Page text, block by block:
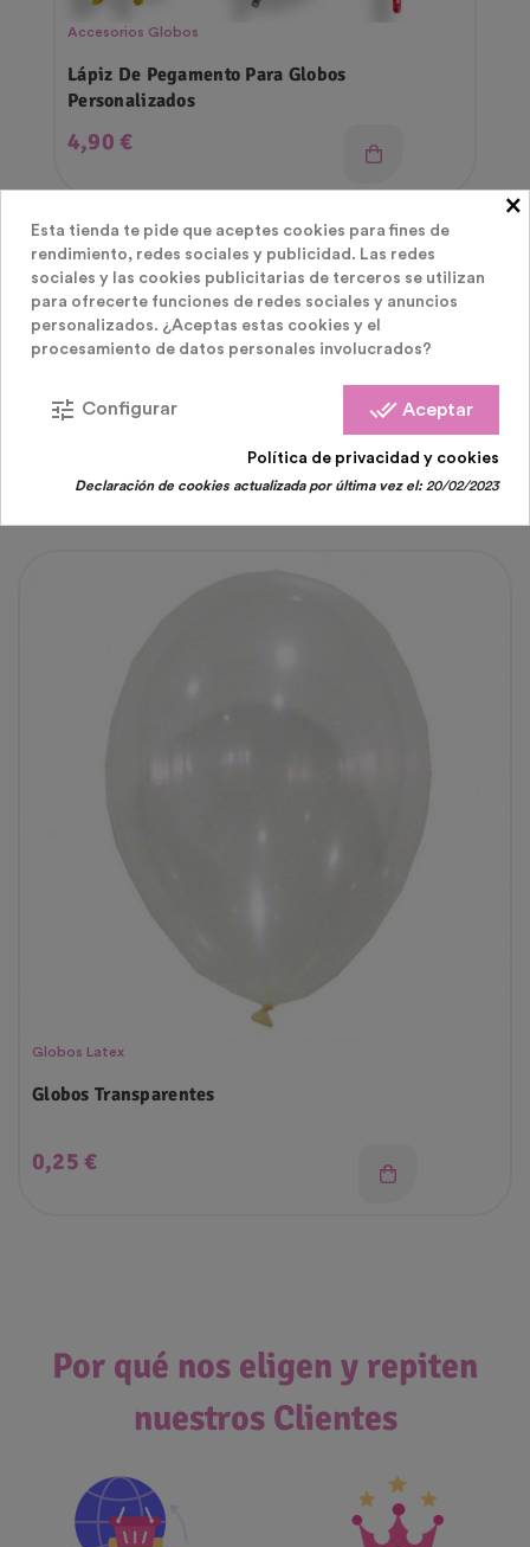
Accesorios Globos
Lápiz De Pegamento Para Globos
Personalizados
Precio
4,90 €
PRODUCTO TAMBIÉN HAN COMPRADO:
Globos Latex
Globos Transparentes
Precio
0,25 €
Por qué nos eligen y repiten
nuestros Clientes
×
Esta tienda te pide que aceptes cookies para fines de
rendimiento, redes sociales y publicidad. Las redes
sociales y las cookies publicitarias de terceros se utilizan
para ofrecerte funciones de redes sociales y anuncios
personalizados. ¿Aceptas estas cookies y el
procesamiento de datos personales involucrados?
done_all Aceptar
tune Configurar
Política de privacidad y cookies
Declaración de cookies actualizada por última vez el:20/02/2023